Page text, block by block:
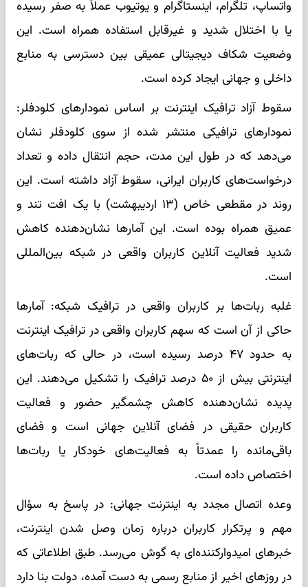
واتساپ، تلگرام، اینستاگرام و یوتیوب عملاً به صفر رسیده
یا با اختلال شدید و غیرقابل استفاده همراه است. این
وضعیت شکاف دیجیتالی عمیقی بین دسترسی به منابع
داخلی و جهانی ایجاد کرده است.
سقوط آزاد ترافیک اینترنت بر اساس نمودارهای کلودفلر:
نمودارهای ترافیکی منتشر شده از سوی کلودفلر نشان
می‌دهد که در طول این مدت، حجم انتقال داده و تعداد
درخواست‌های کاربران ایرانی، سقوط آزاد داشته است. این
روند در مقطعی خاص (۱۳ اردیبهشت) با یک افت تند و
عمیق همراه بوده است. این آمارها نشان‌دهنده کاهش
شدید فعالیت آنلاین کاربران واقعی در شبکه بین‌المللی
است.
غلبه ربات‌ها بر کاربران واقعی در ترافیک شبکه: آمارها
حاکی از آن است که سهم کاربران واقعی در ترافیک اینترنت
به حدود ۴۷ درصد رسیده است، در حالی که ربات‌های
اینترنتی بیش از ۵۰ درصد ترافیک را تشکیل می‌دهند. این
پدیده نشان‌دهنده کاهش چشمگیر حضور و فعالیت
کاربران حقیقی در فضای آنلاین جهانی است و فضای
باقی‌مانده را عمدتاً به فعالیت‌های خودکار یا ربات‌ها
اختصاص داده است.
وعده اتصال مجدد به اینترنت جهانی: در پاسخ به سؤال
مهم و پرتکرار کاربران درباره زمان وصل شدن اینترنت،
خبرهای امیدوارکننده‌ای به گوش می‌رسد. طبق اطلاعاتی که
در روزهای اخیر از منابع رسمی به دست آمده، دولت بنا دارد